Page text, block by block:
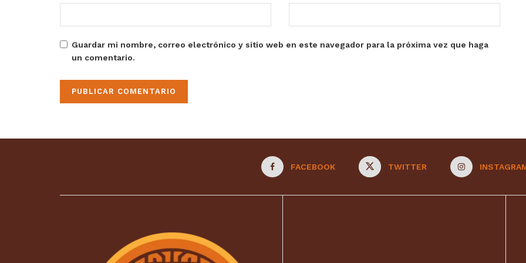
Guardar mi nombre, correo electrónico y sitio web en este navegador para la próxima vez que haga
un comentario.
FACEBOOK TWITTER